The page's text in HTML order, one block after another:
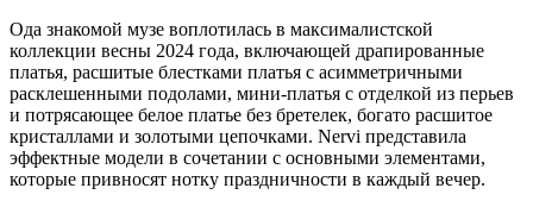
Ода знакомой музе воплотилась в максималистской
коллекции весны 2024 года, включающей драпированные
платья, расшитые блестками платья с асимметричными
расклешенными подолами, мини-платья с отделкой из перьев
и потрясающее белое платье без бретелек, богато расшитое
кристаллами и золотыми цепочками. Nervi представила
эффектные модели в сочетании с основными элементами,
которые привносят нотку праздничности в каждый вечер.